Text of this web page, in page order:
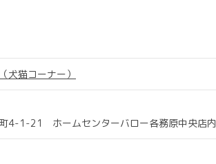
犬猫コーナー）
4-1-21 ホームセンターバロー各務原中央店内